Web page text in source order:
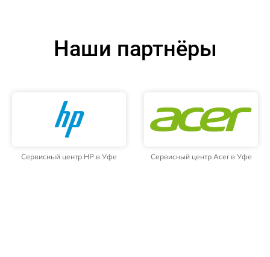
Наши партнёры
Сервисный центр HP в Уфе Сервисный центр Acer в Уфе